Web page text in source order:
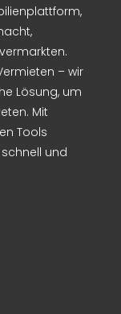
– wir
Lösung, um
Mit
Tools
und